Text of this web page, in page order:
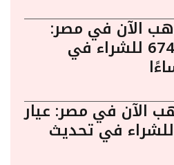
الآن في مصر:
عيار 24 يسجل 6745 للشراء في
الآن في مصر: عيار
24 يسجل 6735 للشراء في تحديث